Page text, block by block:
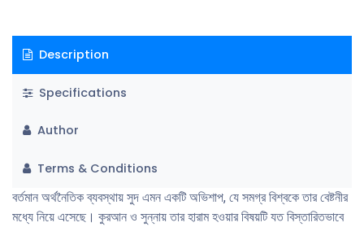
করার চিন্তা করছিলেন যার মাধ্যমে এ হারাম কারবার থেকে মুক্তি লাভ করা যায়। তাঁদের
মধ্যে কেউ কেউ এ বিষয়বস্তুর উপর কলমও ধরেছেন, কেউ তার জন্য কার্যকর চেষ্টাও
চালিয়েছেন। হযরত ওয়ালিদ সাহেব রাহ.-এর ব্যাপারে আমার স্মরণ আছে, তিনি আমার
শৈশবকালে চৌধুরী মুহাম্মাদ আলী সাহেব মরহুমের সাথে- যিনি সে সময় অর্থমন্ত্রী ছিলেন
ব্যাংকব্যবস্থার একটি নমুনাও তৈরি করেছিলেন। তারপর রাষ্ট্রপতি মুহাম্মাদ আইয়ুব খান
কো-অপারেটিভ ব্যাংক প্রতিষ্ঠা করার ইচ্ছা পোষণ করলে তিনি হযরত মুফতি শফী সাহেব
রাহ. এবং হযরত বিনুরী সাহেব রাহ.-এর কাছে ঘনঘন আসা যাওয়া করতেন (এ ব্যাংকের
ব্যাপারে হযরত বিন্নুরী সাহেব রাহ.-এর প্রতিক্রিয়া আলোচিত গ্রন্থে আসছে)।
Description
Specifications
Author
Terms & Conditions
বর্তমান অর্থনৈতিক ব্যবস্থায় সুদ এমন একটি অভিশাপ, যে সমগ্র বিশ্বকে তার বেষ্টনীর
মধ্যে নিয়ে এসেছে। কুরআন ও সুন্নায় তার হারাম হওয়ার বিষয়টি যত বিস্তারিতভাবে